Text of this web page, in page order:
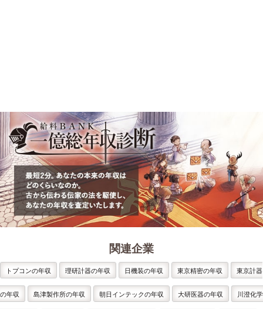
関連企業
トプコンの年収 理研計器の年収 日機装の年収 東京精密の年収 東京計器
の年収 島津製作所の年収 朝日インテックの年収 大研医器の年収 川澄化学